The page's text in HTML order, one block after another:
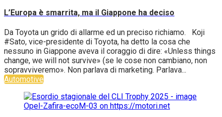
L’Europa è smarrita, ma il Giappone ha deciso
Da Toyota un grido di allarme ed un preciso richiamo. Koji
#Sato, vice-presidente di Toyota, ha detto la cosa che
nessuno in Giappone aveva il coraggio di dire: «Unless things
change, we will not survive» (se le cose non cambiano, non
sopravviveremo». Non parlava di marketing. Parlava...
Automotive